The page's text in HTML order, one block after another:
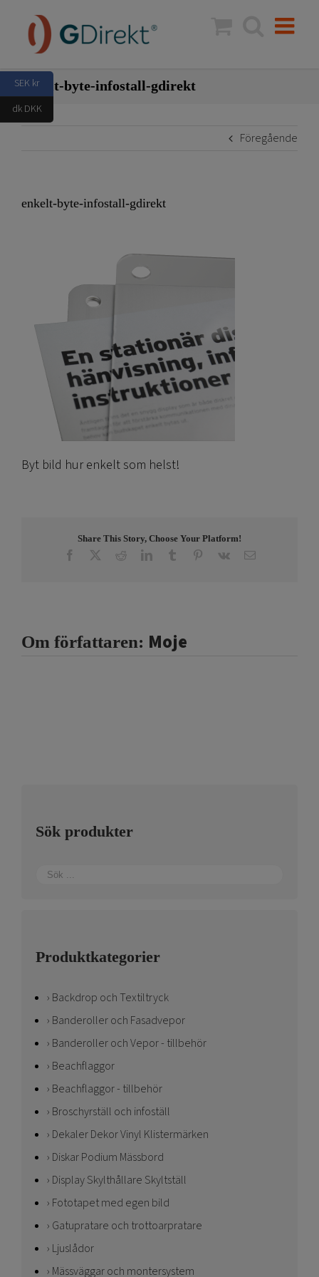
innehållet
enkelt-byte-infostall-gdirekt
Föregående
enkelt-byte-infostall-gdirekt
Byt bild hur enkelt som helst!
Share This Story, Choose Your Platform!
Facebook RedditLinkedInTumblr Pinterest
Vk E-
Om författaren: Moje
Sök produkter
Produktkategorier
Backdrop och Textiltryck
Banderoller och Fasadvepor
Banderoller och Vepor - tillbehör
Beachflaggor
Beachflaggor - tillbehör
Broschyrställ och infoställ
Dekaler Dekor Vinyl Klistermärken
Diskar Podium Mässbord
Display Skylthållare Skyltställ
Fototapet med egen bild
Gatupratare och trottoarpratare
Ljuslådor
Mässväggar och montersystem
SEK kr
dk DKK